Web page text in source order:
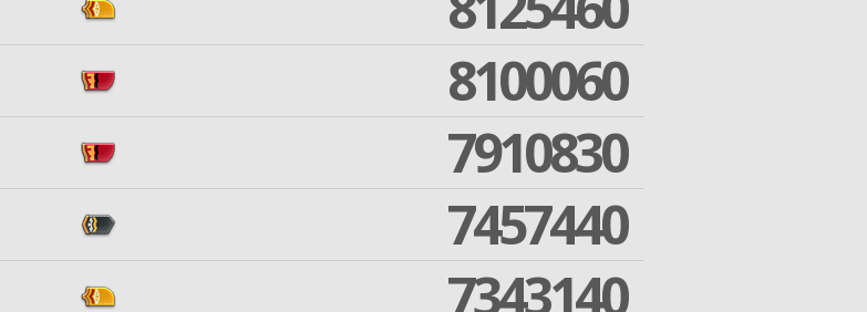
8100060
7910830
7457440
7343140